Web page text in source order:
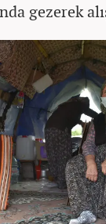
gezerek